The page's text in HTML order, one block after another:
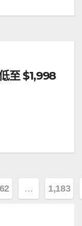
至 $1,998
… 1,183